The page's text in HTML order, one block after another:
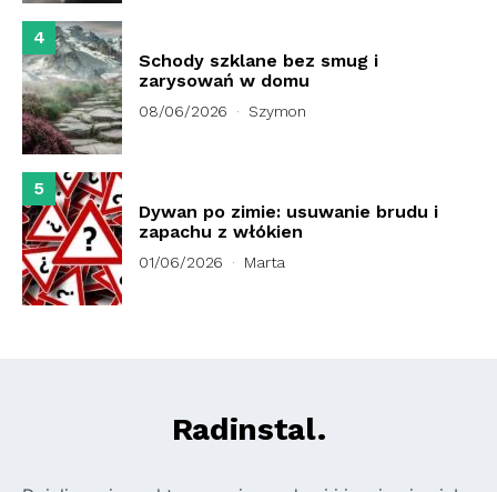
4
Schody szklane bez smug i
zarysowań w domu
08/06/2026 Szymon
5
Dywan po zimie: usuwanie brudu i
zapachu z włókien
01/06/2026 Marta
Radinstal.